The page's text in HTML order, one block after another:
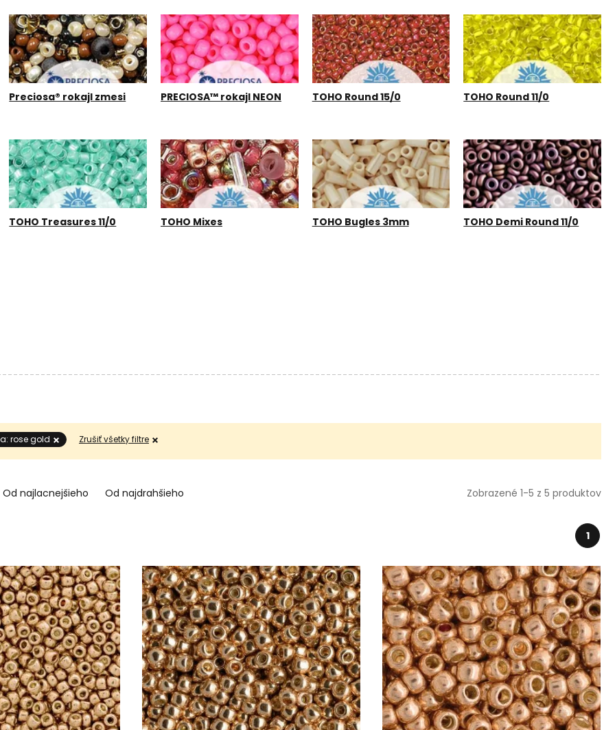
Preciosa® rokajl zmesi PRECIOSA™ rokajl NEON TOHO Round 15/0 TOHO Round 11/0
TOHO Treasures 11/0 TOHO Mixes TOHO Bugles 3mm TOHO Demi Round 11/0
rose gold Zrušiť všetky filtre
Od najlacnejšieho Od najdrahšieho Zobrazené 1-5 z 5 produktov
1